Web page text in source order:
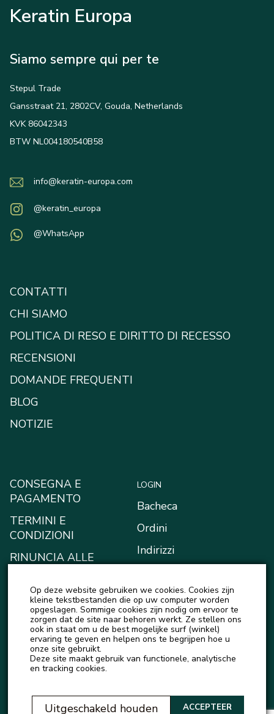
Keratin Europa
Siamo sempre qui per te
Stepul Trade
Gansstraat 21, 2802CV, Gouda, Netherlands
KVK 86042343
BTW NL004180540B58
info@keratin-europa.com
@keratin_europa
@WhatsApp
CONTATTI
CHI SIAMO
POLITICA DI RESO E DIRITTO DI RECESSO
RECENSIONI
DOMANDE FREQUENTI
BLOG
NOTIZIE
CONSEGNA E
PAGAMENTO
TERMINI E
CONDIZIONI
RINUNCIA ALLE
RISARCIMENTO
INFORMATIVA SULLA
PRIVACY
LOGIN
Bacheca
Ordini
Indirizzi
Il mio portafoglio
Account details
Logout
Op deze website gebruiken we cookies. Cookies zijn
kleine tekstbestanden die op uw computer worden
opgeslagen. Sommige cookies zijn nodig om ervoor te
zorgen dat de site naar behoren werkt. Ze stellen ons
ook in staat om u de best mogelijke surf (winkel)
ervaring te geven en helpen ons te begrijpen hoe u
onze site gebruikt.
Deze site maakt gebruik van functionele, analytische
en tracking cookies.
ACCEPTEER
Uitgeschakeld houden